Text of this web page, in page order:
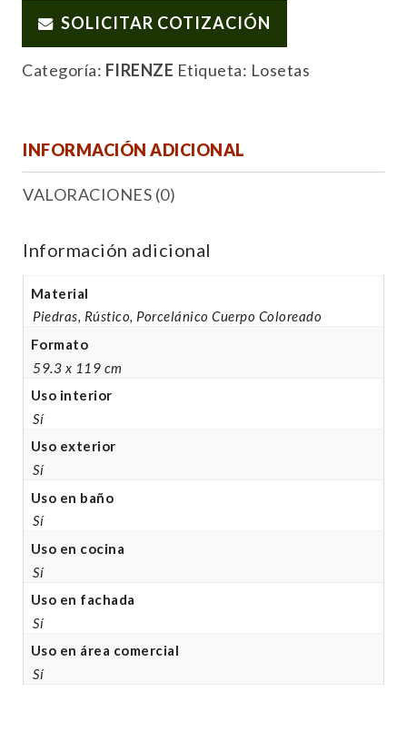
SOLICITAR COTIZACIÓN
Categoría: FIRENZE Etiqueta: Losetas
INFORMACIÓN ADICIONAL
VALORACIONES (0)
Información adicional
Material
Piedras, Rústico, Porcelánico Cuerpo Coloreado
Formato
59.3 x 119 cm
Uso interior
Sí
Uso exterior
Sí
Uso en baño
Sí
Uso en cocina
Sí
Uso en fachada
Sí
Uso en área comercial
Sí